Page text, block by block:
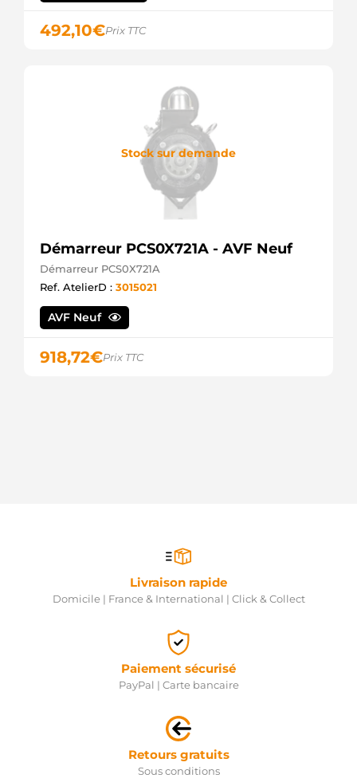
492,10€Prix TTC
Stock sur demande
Démarreur PCS0X721A - AVF Neuf
Démarreur PCS0X721A
Ref. AtelierD : 3015021
AVF Neuf
918,72€Prix TTC
Livraison rapide
Domicile | France & International | Click & Collect
Paiement sécurisé
PayPal | Carte bancaire
Retours gratuits
Sous conditions